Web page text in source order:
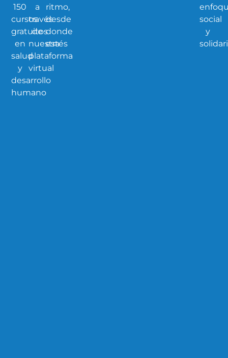
150
cursos
gratuitos
en
salud
y
desarrollo
humano
a
través
de
nuestra
plataforma
virtual
ritmo,
desde
donde
estés
social
y